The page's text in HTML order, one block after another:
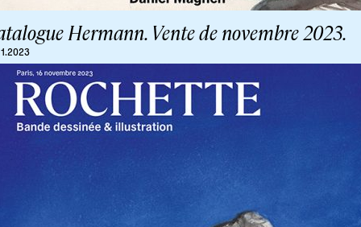
Hermann. Vente de novembre 2023.